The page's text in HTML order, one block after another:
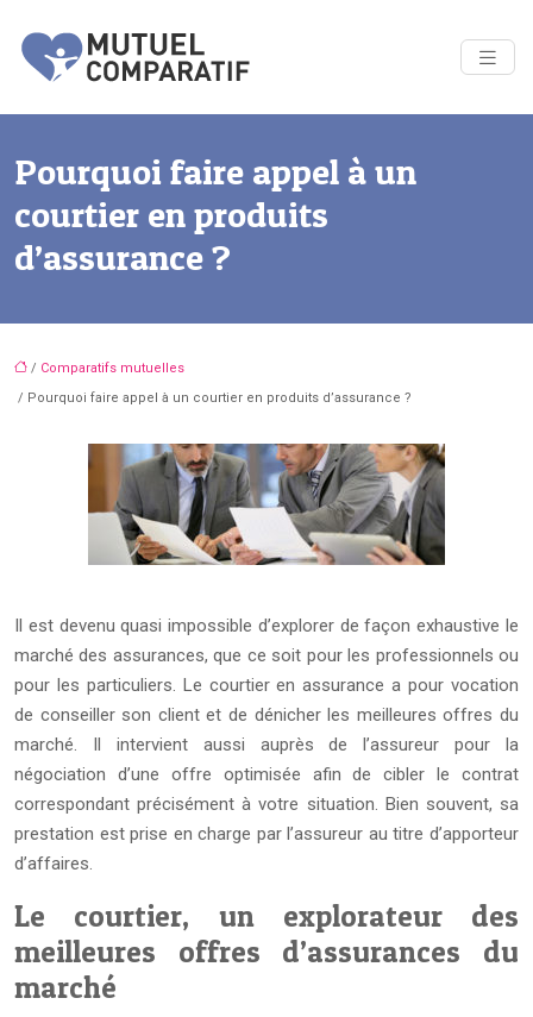
Pourquoi faire appel à un
courtier en produits
d’assurance ?
/ Comparatifs mutuelles
/ Pourquoi faire appel à un courtier en produits d’assurance ?
Il est devenu quasi impossible d’explorer de façon exhaustive le
marché des assurances, que ce soit pour les professionnels ou
pour les particuliers. Le courtier en assurance a pour vocation
de conseiller son client et de dénicher les meilleures offres du
marché. Il intervient aussi auprès de l’assureur pour la
négociation d’une offre optimisée afin de cibler le contrat
correspondant précisément à votre situation. Bien souvent, sa
prestation est prise en charge par l’assureur au titre d’apporteur
d’affaires.
Le courtier, un explorateur des
meilleures offres d’assurances du
marché